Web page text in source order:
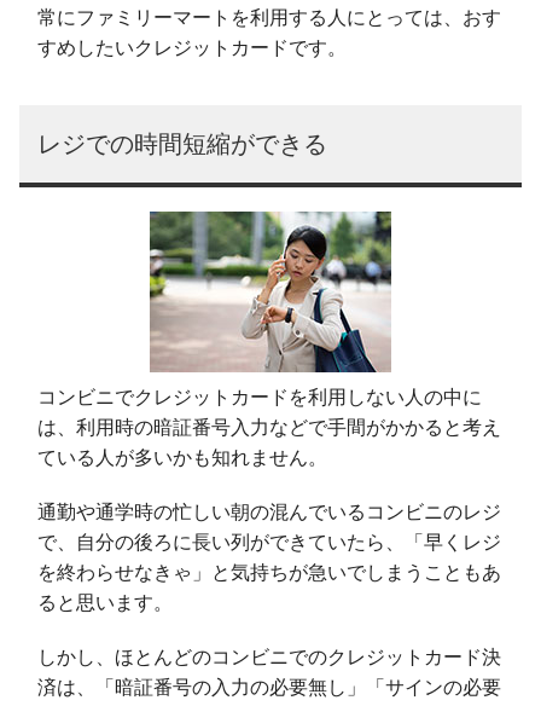
常にファミリーマートを利用する人にとっては、おす
すめしたいクレジットカードです。
レジでの時間短縮ができる
コンビニでクレジットカードを利用しない人の中に
は、利用時の暗証番号入力などで手間がかかると考え
ている人が多いかも知れません。
通勤や通学時の忙しい朝の混んでいるコンビニのレジ
で、自分の後ろに長い列ができていたら、「早くレジ
を終わらせなきゃ」と気持ちが急いでしまうこともあ
ると思います。
しかし、ほとんどのコンビニでのクレジットカード決
済は、「暗証番号の入力の必要無し」「サインの必要